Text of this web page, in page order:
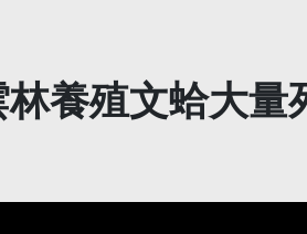
養殖文蛤大量